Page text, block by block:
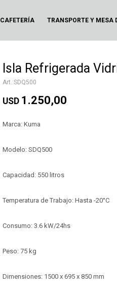
CAFETERÍA TRANSPORTE Y MESA
Isla Refrigerada
SDQ500
USD 1.250,00
Marca: Kuma
Modelo: SDQ500
Capacidad: 550 litros
Temperatura de Trabajo: Hasta -20°C
Consumo: 3.6 kW/24hs
Peso: 75 kg
Dimensiones: 1500 x 695 x 850 mm